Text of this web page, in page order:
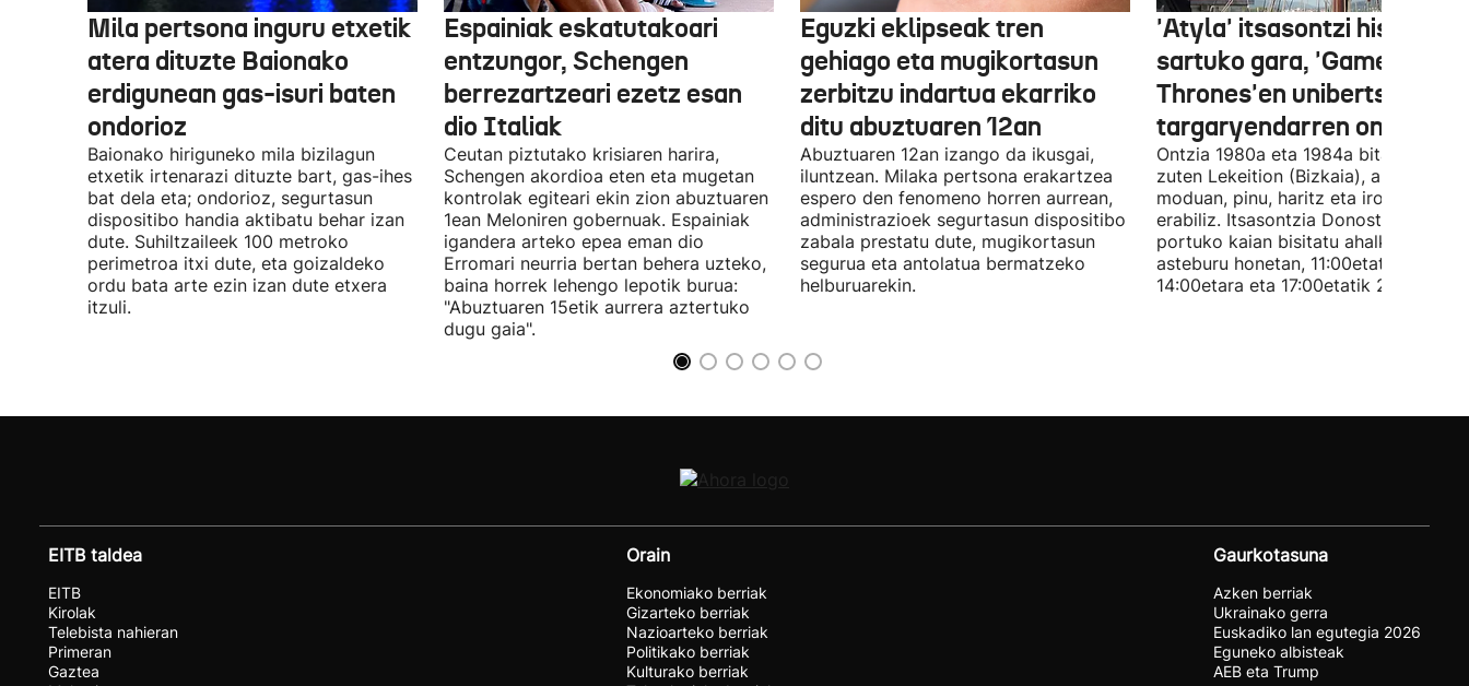
Mila pertsona inguru etxetik
atera dituzte Baionako
erdigunean gas-isuri baten
ondorioz
Baionako hiriguneko mila bizilagun
etxetik irtenarazi dituzte bart, gas-ihes
bat dela eta; ondorioz, segurtasun
dispositibo handia aktibatu behar izan
dute. Suhiltzaileek 100 metroko
perimetroa itxi dute, eta goizaldeko
ordu bata arte ezin izan dute etxera
itzuli.
Espainiak eskatutakoari
entzungor, Schengen
berrezartzeari ezetz esan
dio Italiak
Ceutan piztutako krisiaren harira,
Schengen akordioa eten eta mugetan
kontrolak egiteari ekin zion abuztuaren
1ean Meloniren gobernuak. Espainiak
igandera arteko epea eman dio
Erromari neurria bertan behera uzteko,
baina horrek lehengo lepotik burua:
"Abuztuaren 15etik aurrera aztertuko
dugu gaia".
Eguzki eklipseak tren
gehiago eta mugikortasun
zerbitzu indartua ekarriko
ditu abuztuaren 12an
Abuztuaren 12an izango da ikusgai,
iluntzean. Milaka pertsona erakartzea
espero den fenomeno horren aurrean,
administrazioek segurtasun dispositibo
zabala prestatu dute, mugikortasun
segurua eta antolatua bermatzeko
helburuarekin.
'Atyla' itsasontzi
sartuko gara, 'Game of
Thrones'en unibertsoko
targaryendarren ontzian
Ontzia 1980a eta 1984a bitartean
zuten Lekeition (Bizkaia), artisau
moduan, pinu, haritz eta iroko egurra
erabiliz. Itsasontzia Donostiako
portuko kaian bisitatu ahalko da
asteburu honetan, 11:00etatik
14:00etara eta 17:00etatik 21:00etara.
EITB taldea
EITB
Kirolak
Telebista nahieran
Primeran
Gaztea
Orain
Ekonomiako berriak
Gizarteko berriak
Nazioarteko berriak
Politikako berriak
Kulturako berriak
Gaurkotasuna
Azken berriak
Ukrainako gerra
Euskadiko lan egutegia 2026
Eguneko albisteak
AEB eta Trump